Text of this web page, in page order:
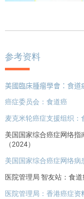
参考资料
美國臨床腫瘤學會：食道
癌症委员会：食道癌
麦克米轮癌症支援组织：
美国国家综合癌症网络
（2024）
美国国家综合癌症网络病
医院管理局 智友站：食道
医院管理局：香港癌症资